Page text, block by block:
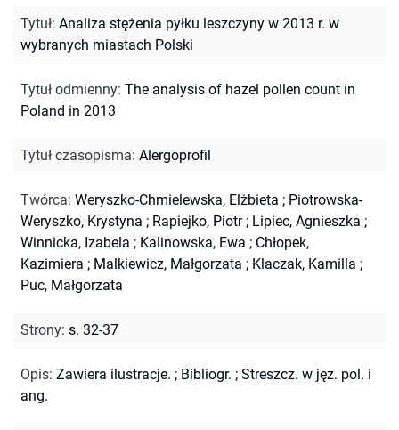
Tytuł: Analiza stężenia pyłku leszczyny w 2013 r. w
wybranych miastach Polski
Tytuł odmienny: The analysis of hazel pollen count in
Poland in 2013
Tytuł czasopisma: Alergoprofil
Twórca: Weryszko-Chmielewska, Elżbieta ; Piotrowska-
Weryszko, Krystyna ; Rapiejko, Piotr; Lipiec, Agnieszka ;
Winnicka, Izabela ; Kalinowska, Ewa ; Chłopek,
Kazimiera ; Malkiewicz, Małgorzata ; Klaczak, Kamilla ;
Puc, Małgorzata
Strony: s. 32-37
Opis: Zawiera ilustracje. ; Bibliogr. ; Streszcz. w jęz. pol. i
ang.